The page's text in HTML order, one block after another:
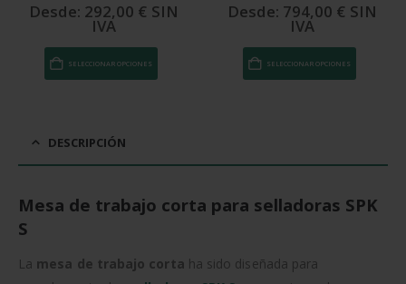
Desde: 292,00 € SIN
IVA
SELECCIONAR OPCIONES
Este producto tiene múltiples variantes. Las opciones se pueden elegir en la página de producto
Desde: 794,00 € SIN
IVA
SELECCIONAR OPCIONES
Este producto tiene múltiples variantes. Las opciones se pueden elegir en la página de producto
DESCRIPCIÓN
Mesa de trabajo corta para selladoras SPK
S
La mesa de trabajo corta ha sido diseñada para